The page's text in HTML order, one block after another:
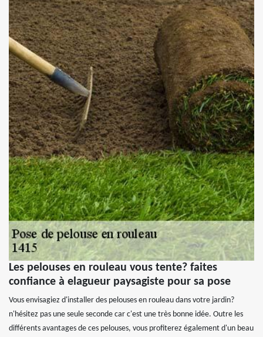
Les pelouses en rouleau vous tente? faites
confiance à elagueur paysagiste pour sa pose
Vous envisagiez d'installer des pelouses en rouleau dans votre jardin?
n'hésitez pas une seule seconde car c'est une très bonne idée. Outre les
différents avantages de ces pelouses, vous profiterez également d'un beau